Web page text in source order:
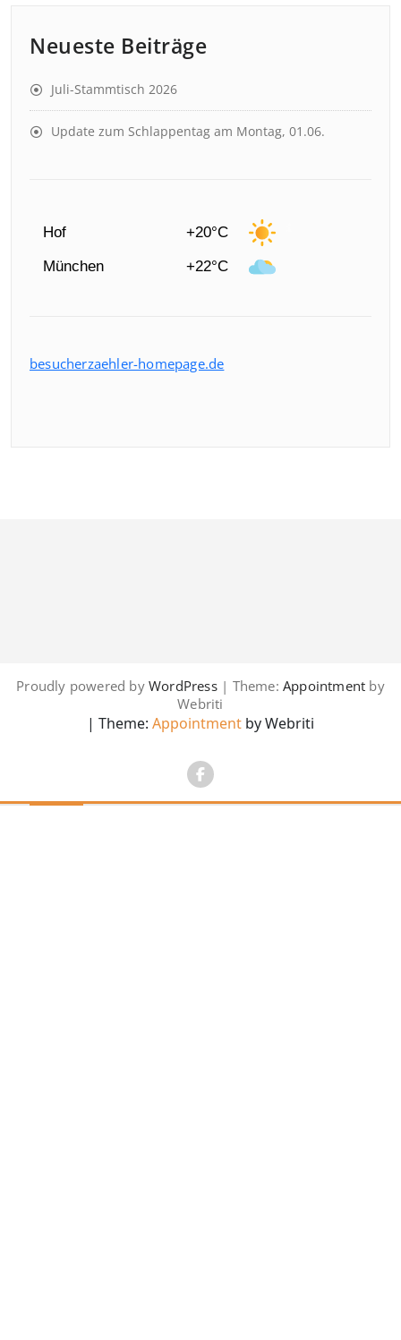
Neueste Beiträge
Juli-Stammtisch 2026
Update zum Schlappentag am Montag, 01.06.
Hof
+20°C
München
+22°C
besucherzaehler-homepage.de
Proudly powered byWordPress| Theme: Appointment by
Webriti
| Theme: Appointment by Webriti